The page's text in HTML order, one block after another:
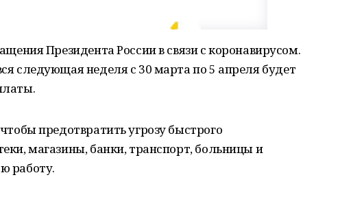
Президента России в связи с коронавирусом.
следующая неделя с 30 марта по 5 апреля будет
предотвратить угрозу быстрого
магазины, банки, транспорт, больницы и
работу.